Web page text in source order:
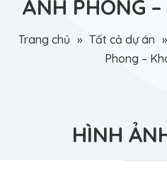
ANH PHONG
Trang chủ » Tất cả dự án »
Phong –
HÌNH